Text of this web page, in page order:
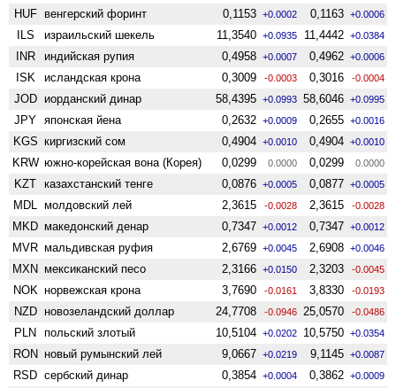
HUF венгерский форинт 0,1153 +0.0002 0,1163 +0.0006
ILS израильский шекель 11,3540 +0.0935 11,4442 +0.0384
INR индийская рупия 0,4958 +0.0007 0,4962 +0.0006
ISK исландская крона 0,3009 -0.0003 0,3016 -0.0004
JOD иорданский динар 58,4395 +0.0993 58,6046 +0.0995
JPY японская йена 0,2632 +0.0009 0,2655 +0.0016
KGS киргизский сом 0,4904 +0.0010 0,4904 +0.0010
KRW южно-корейская вона (Корея) 0,0299 0.0000 0,0299 0.0000
KZT казахстанский тенге 0,0876 +0.0005 0,0877 +0.0005
MDL молдовский лей 2,3615 -0.0028 2,3615 -0.0028
MKD македонский денар 0,7347 +0.0012 0,7347 +0.0012
MVR мальдивская руфия 2,6769 +0.0045 2,6908 +0.0046
MXN мексиканский песо 2,3166 +0.0150 2,3203 -0.0045
NOK норвежская крона 3,7690 -0.0161 3,8330 -0.0193
NZD ново­зеландский доллар 24,7708 -0.0946 25,0570 -0.0486
PLN польский злотый 10,5104 +0.0202 10,5750 +0.0354
RON новый румынский лей 9,0667 +0.0219 9,1145 +0.0087
RSD сербский динар 0,3854 +0.0004 0,3862 +0.0009